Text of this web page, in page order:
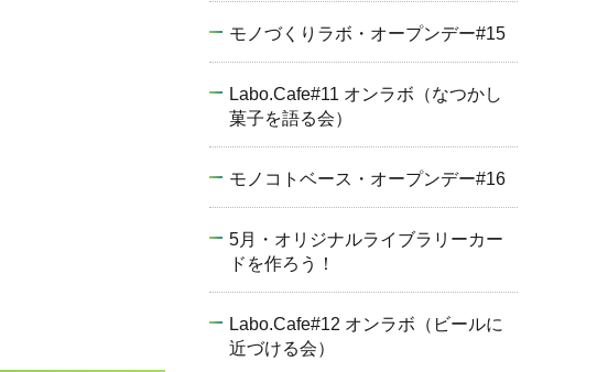
モノづくりラボ・オープンデー#15
Labo.Cafe#11 オンラボ（なつかし
菓子を語る会）
モノコトベース・オープンデー#16
5月・オリジナルライブラリーカー
ドを作ろう！
Labo.Cafe#12 オンラボ（ビールに
近づける会）